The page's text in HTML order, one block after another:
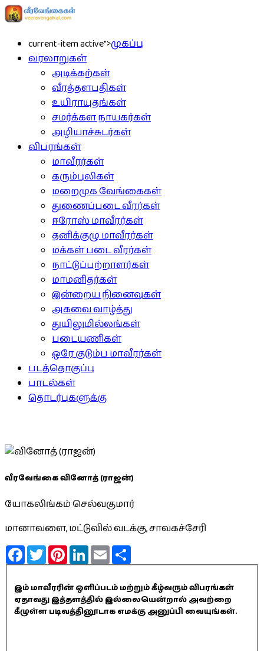
current-item active">முகப்பு
வரலாறுகள்
அடிக்கற்கள்
வீரத்தளபதிகள்
உயிராயுதங்கள்
சமர்க்கள நாயகர்கள்
அழியாச்சுடர்கள்
விபரங்கள்
மாவீரர்கள்
கரும்புலிகள்
மறைமுக வேங்கைகள்
துணைப்படை வீரர்கள்
ஈரோஸ் மாவீரர்கள்
தனிக்குழு மாவீரர்கள்
மக்கள் படை வீரர்கள்
நாட்டுப்பற்றாளர்கள்
மாமனிதர்கள்
இன்றைய நினைவுகள்
அகவை வாழ்த்து
துயிலுமில்லங்கள்
படையணிகள்
ஒரே குடும்ப மாவீரர்கள்
படத்தொகுப்பு
பாடல்கள்
தொடர்புகளுக்கு
வீரவேங்கை வினோத் (ராஜன்)
யோகலிங்கம் செல்வகுமார்
மானாவளை, மட்டுவில் வடக்கு, சாவகச்சேரி
FacebookTwitterPinterestLinkedInEmail
இம் மாவீரரின் ஒளிப்படம் மற்றும் கீழ்வரும் விபரங்கள்
ஏதாவது இத்தளத்தில் இல்லையென்றால் அவற்றை
கீழுள்ள படிவத்தினூடாக எமக்கு அனுப்பி வையுங்கள்.